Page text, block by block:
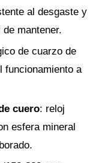
al desgaste y
mantener.
de cuarzo de
funcionamiento a
cuero: reloj
esfera mineral